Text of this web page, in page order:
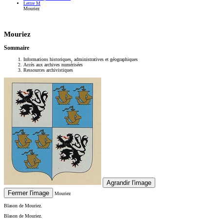
Lettre M
Mouriez
Mouriez
Sommaire
Informations historiques, administratives et géographiques
Accès aux archives numérisées
Ressources archivistiques
Agrandir l'image
Fermer l'image
Mouriez
Blason de Mouriez.
Blason de Mouriez.